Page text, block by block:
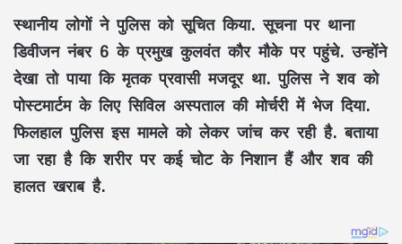
स्थानीय लोगों ने पुलिस को सूचित किया. सूचना पर थाना
डिवीजन नंबर 6 के प्रमुख कुलवंत कौर मौके पर पहुंचे. उन्होंने
देखा तो पाया कि मृतक प्रवासी मजदूर था. पुलिस ने शव को
पोस्टमार्टम के लिए सिविल अस्पताल की मोर्चरी में भेज दिया.
फिलहाल पुलिस इस मामले को लेकर जांच कर रही है. बताया
जा रहा है कि शरीर पर कई चोट के निशान हैं और शव की
हालत खराब है.